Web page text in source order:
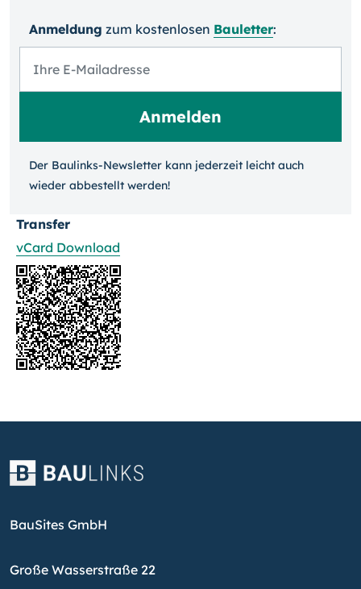
Anmeldung zum kosten­losen Bauletter:
Der Baulinks-Newsletter kann jeder­zeit leicht auch
wieder ab­bestellt werden!
Transfer
vCard Download
BauSites GmbH
Große Wasserstraße 22